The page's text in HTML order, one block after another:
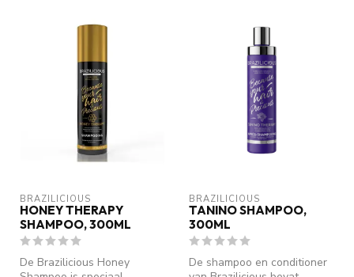
BRAZILICIOUS
HONEY THERAPY
SHAMPOO, 300ML
De Brazilicious Honey
BRAZILICIOUS
TANINO SHAMPOO,
300ML
De shampoo en conditioner